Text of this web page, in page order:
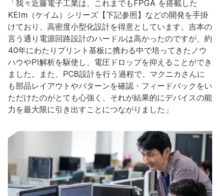
「我々近藤電子工業は、これまでもFPGA を搭載した
KEIm（ケイム）シリーズ【下記参照】などの開発を手掛
けており、高密度小型化設計を得意としています。吉本の
言う通り電源回路設計のハードルは高かったのですが、約
40年にわたりプリント基板に携わる中で培ってきたノウ
ハウやPI解析を駆使し、電圧ドロップを抑えることができ
ました。また、PCB設計を行う過程で、マクニカさんに
も部品レイアウトやパターンを確認・フィードバックをい
ただけたのがとても心強く、それが結果的にデバイスの能
力を最大限に引き出すことにつながりました」